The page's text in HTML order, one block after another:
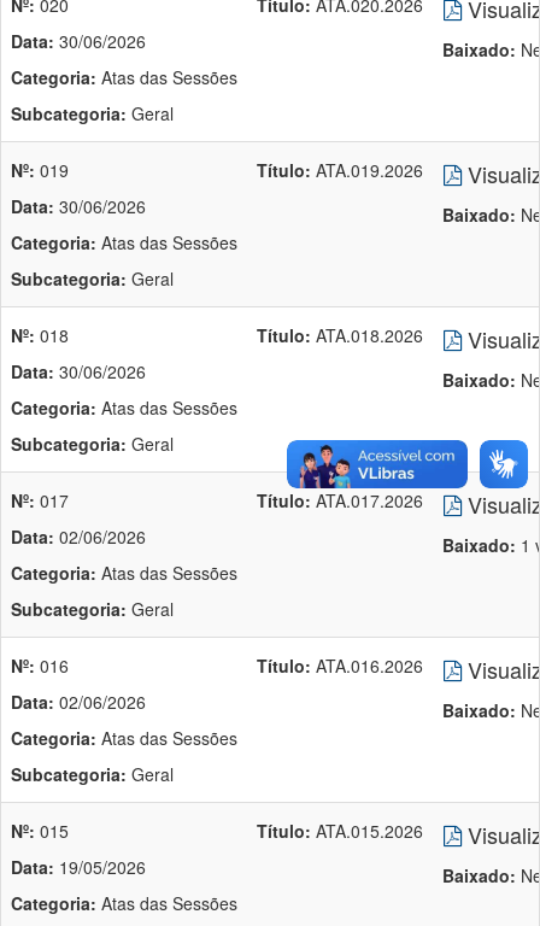
Nº: 020
Data: 30/06/2026
Categoria: Atas das Sessões
Subcategoria: Geral
Título: ATA.020.2026
Baixado:
Nº: 019
Data: 30/06/2026
Categoria: Atas das Sessões
Subcategoria: Geral
Título: ATA.019.2026
Baixado:
Nº: 018
Data: 30/06/2026
Categoria: Atas das Sessões
Subcategoria: Geral
Título: ATA.018.2026
Baixado:
Nº: 017
Data: 02/06/2026
Categoria: Atas das Sessões
Subcategoria: Geral
Título: ATA.017.2026
Baixado: 1
Nº: 016
Data: 02/06/2026
Categoria: Atas das Sessões
Subcategoria: Geral
Título: ATA.016.2026
Baixado:
Nº: 015
Data: 19/05/2026
Categoria: Atas das Sessões
Título: ATA.015.2026
Baixado: